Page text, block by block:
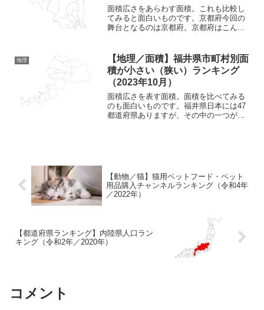
面積広さをあらわす面積。これも比較し
てみると面白いものです。京都府今回の
舞台となるのは京都府。京都府はこんな
は福井県と滋賀県と三重県、南には奈良
県と大阪府、西には兵庫県...
地理
【地理／面積】福井県市町村別面
積が小さい（狭い）ランキング
（2023年10月）
面積広さを表す面積。面積を比べてみる
のも面白いものです。福井県日本には47
都道府県ありますが、その中の一つが福
【動物／猫】猫用ペットフード・ペット
用品購入チャンネルランキング（令和4年
／2022年）
【都道府県ランキング】内陸県人口ラン
キング（令和2年／2020年）
コメント